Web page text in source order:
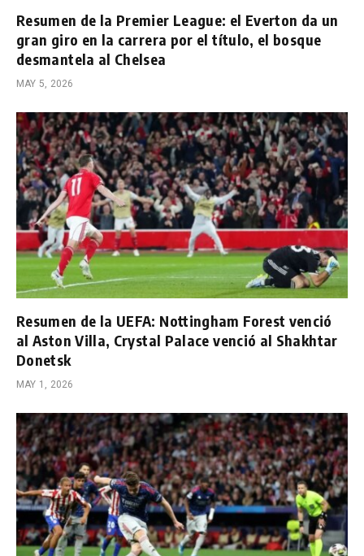
Resumen de la Premier League: el Everton da un
gran giro en la carrera por el título, el bosque
desmantela al Chelsea
MAY 5, 2026
Resumen de la UEFA: Nottingham Forest venció
al Aston Villa, Crystal Palace venció al Shakhtar
Donetsk
MAY 1, 2026